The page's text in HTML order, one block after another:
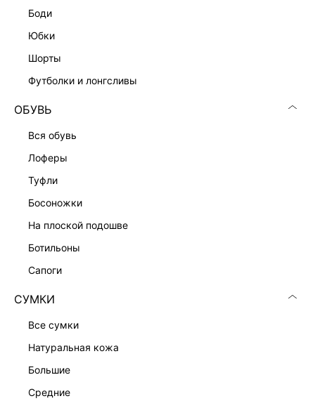
боди
юбки
шорты
футболки и лонгсливы
ОБУВЬ
вся обувь
лоферы
туфли
босоножки
на плоской подошве
ботильоны
сапоги
СУМКИ
все сумки
натуральная кожа
большие
средние